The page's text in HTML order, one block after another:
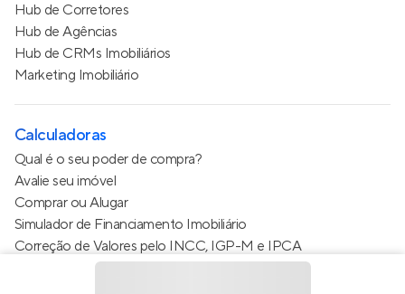
Hub de Corretores
Hub de Agências
Hub de CRMs Imobiliários
Marketing Imobiliário
Calculadoras
Qual é o seu poder de compra?
Avalie seu imóvel
Comprar ou Alugar
Simulador de Financiamento Imobiliário
Correção de Valores pelo INCC, IGP-M e IPCA
Estimativa de valor do condomínio